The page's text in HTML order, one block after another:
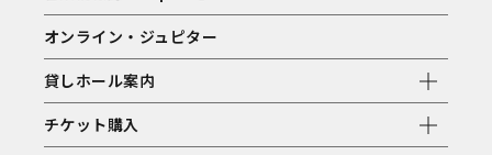
オンライン・ジュピター
貸しホール案内
チケット購入